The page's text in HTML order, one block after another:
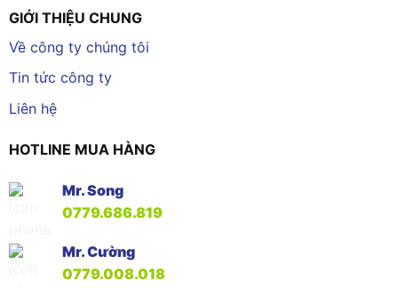
GIỚI THIỆU CHUNG
Về công ty chúng tôi
Tin tức công ty
Liên hệ
HOTLINE MUA HÀNG
Mr. Song
0779.686.819
Mr. Cường
0779.008.018